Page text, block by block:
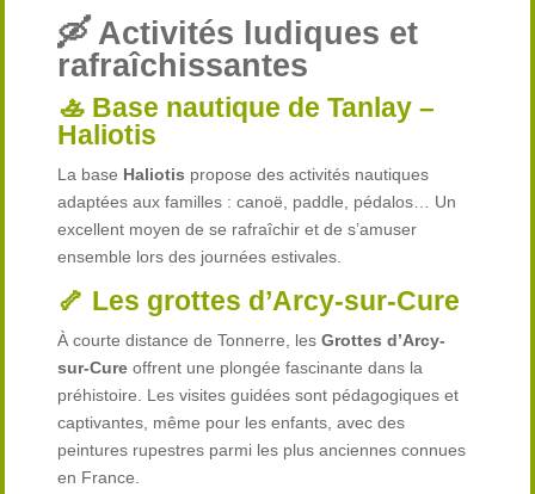
🛶 Activités ludiques et
rafraîchissantes
🚣 Base nautique de Tanlay –
Haliotis
La base Haliotis propose des activités nautiques
adaptées aux familles : canoë, paddle, pédalos… Un
excellent moyen de se rafraîchir et de s’amuser
ensemble lors des journées estivales.
🦴 Les grottes d’Arcy-sur-Cure
À courte distance de Tonnerre, lesGrottes d’Arcy-
sur-Cure offrent une plongée fascinante dans la
préhistoire. Les visites guidées sont pédagogiques et
captivantes, même pour les enfants, avec des
peintures rupestres parmi les plus anciennes connues
en France.